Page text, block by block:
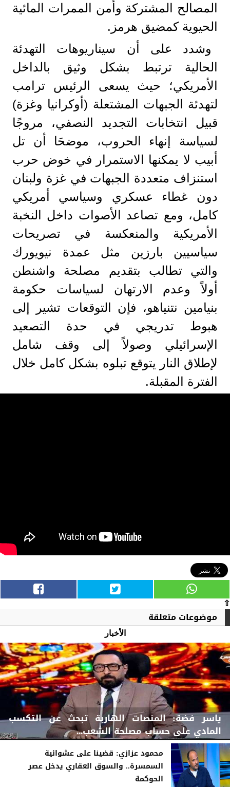
المصالح المشتركة وأمن الممرات المائية
الحيوية كمضيق هرمز.
وشدد على أن سيناريوهات التهدئة
الحالية ترتبط بشكل وثيق بالداخل
الأمريكي؛ حيث يسعى الرئيس ترامب
لتهدئة الجبهات المشتعلة (أوكرانيا وغزة)
قبيل انتخابات التجديد النصفي، مروجًا
لسياسة إنهاء الحروب، موضحَا أن تل
أبيب لا يمكنها الاستمرار في خوض حرب
استنزاف متعددة الجبهات في غزة ولبنان
دون غطاء عسكري وسياسي أمريكي
كامل، ومع تصاعد الأصوات داخل النخبة
الأمريكية والمنعكسة في تصريحات
سياسيين بارزين مثل عمدة نيويورك
والتي تطالب بتقديم مصلحة واشنطن
أولاً وعدم الارتهان لسياسات حكومة
بنيامين نتنياهو، فإن التوقعات تشير إلى
هبوط تدريجي في حدة التصعيد
الإسرائيلي وصولاً إلى وقف شامل
لإطلاق النار يتوقع تبلوه بشكل كامل خلال
الفترة المقبلة.
⇧
موضوعات متعلقة
الأخبار
ياسر فضة: المنصات الهاربة تبحث عن التكسب
المادي على حساب مصلحة الشعب...
الأربعاء، 5 أغسطس 2026 08:42 مـ
محمود عزازي: قضينا على عشوائية
السمسرة.. والسوق العقاري يدخل عصر
الحوكمة